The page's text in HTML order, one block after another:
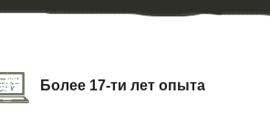
Более 17-ти лет опыта